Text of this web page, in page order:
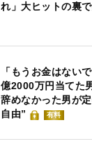
れ」大ヒットの裏
「もうお金はない
億2000万円当てた
辞めなかった男が
自由”
有料